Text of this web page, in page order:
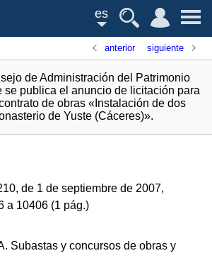
es
anterior siguiente
de Administración del Patrimonio
se publica el anuncio de licitación para
de obras «Instalación de dos
de Yuste (Cáceres)».
de 1 de septiembre de 2007,
a 10406 (1 pág.)
Subastas y concursos de obras y